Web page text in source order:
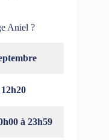
Aniel ?
à 23h59